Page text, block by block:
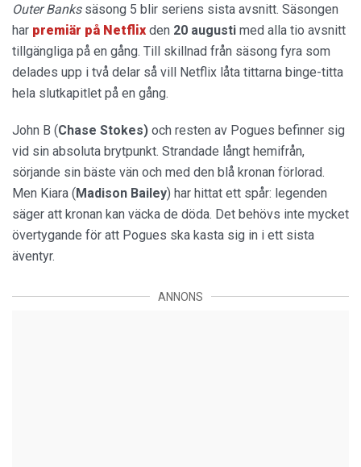
Outer Bankssäsong 5 blir seriens sista avsnitt. Säsongen
har premiär på Netflix den 20 augusti med alla tio avsnitt
tillgängliga på en gång. Till skillnad från säsong fyra som
delades upp i två delar så vill Netflix låta tittarna binge-titta
hela slutkapitlet på en gång.
John B (Chase Stokes) och resten av Pogues befinner sig
vid sin absoluta brytpunkt. Strandade långt hemifrån,
sörjande sin bäste vän och med den blå kronan förlorad.
Men Kiara (Madison Bailey) har hittat ett spår: legenden
säger att kronan kan väcka de döda. Det behövs inte mycket
övertygande för att Pogues ska kasta sig in i ett sista
äventyr.
ANNONS